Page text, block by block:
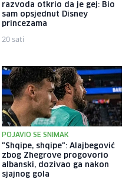
razvoda otkrio da je gej: Bio
sam opsjednut Disney
princezama
20 sati
POJAVIO SE SNIMAK
"Shqipe, shqipe": Alajbegović
zbog Zhegrove progovorio
albanski, dozivao ga nakon
sjajnog gola